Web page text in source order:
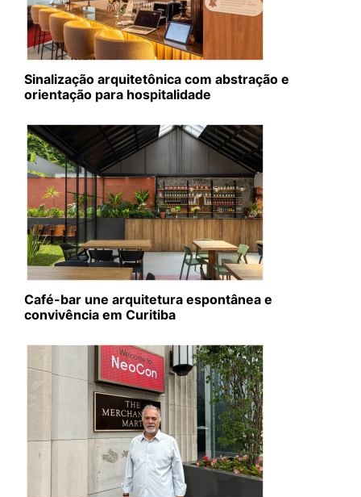
Sinalização arquitetônica com abstração e
orientação para hospitalidade
Café-bar une arquitetura espontânea e
convivência em Curitiba